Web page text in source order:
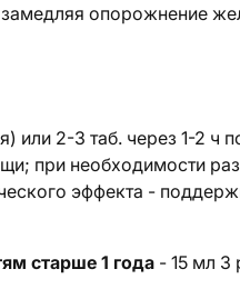
опорожнение
или 2-3 таб. через 1-2 ч
при необходимости
эффекта -
старше 1 года - 15 мл 3